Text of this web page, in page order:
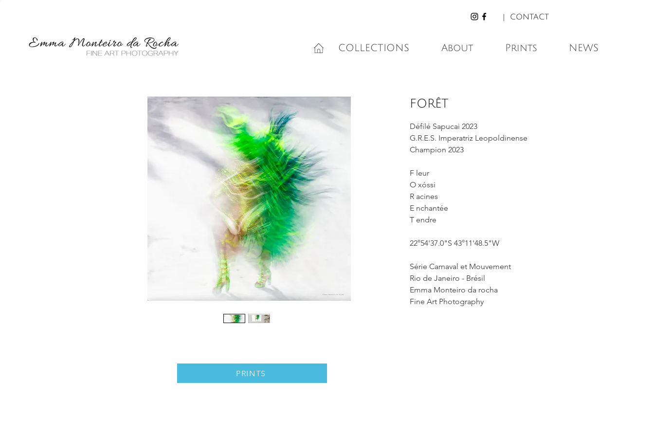
| CONTACT
COLLECTIONS About Prints NEWS
FORÊT
Défilé Sapucai 2023
G.R.E.S. Imperatriz Leopoldinense
Champion 2023
F leur
O xóssi
R acines
E nchantée
T endre
22°54'37.0"S 43°11'48.5"W
Série Carnaval et Mouvement
Rio de Janeiro - Brésil
Emma Monteiro da rocha
Fine Art Photography
PRINTS